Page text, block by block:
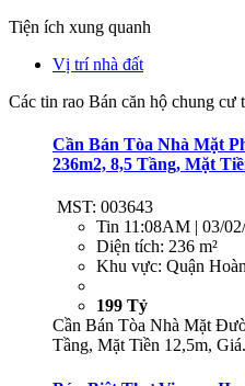
Tiện ích xung quanh
Vị trí nhà đất
Các tin rao Bán căn hộ chung cư
Cần Bán Tòa Nhà Mặt
236m2, 8,5 Tầng, Mặt
MST: 003643
Tin 11:08AM | 03/
Diện tích: 236 m²
Khu vực: Quận
199 Tỷ
Cần Bán Tòa Nhà Mặt
Tầng, Mặt Tiền 12,5m,